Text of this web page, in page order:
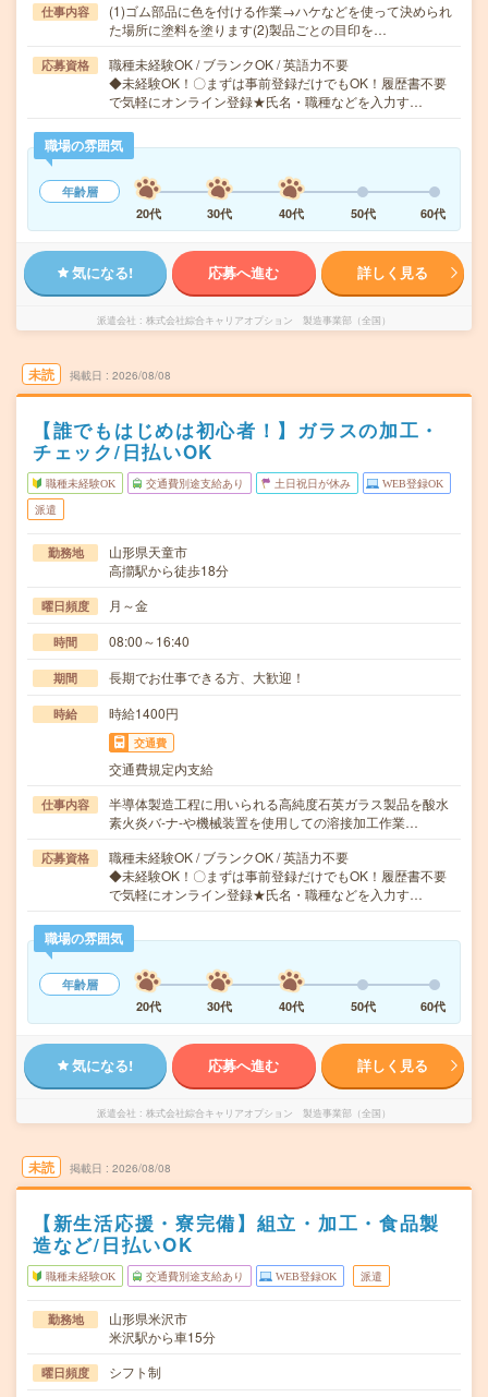
仕事内容
(1)ゴム部品に色を付ける作業→ハケなどを使って決められ
た場所に塗料を塗ります(2)製品ごとの目印を…
応募資格
職種未経験OK / ブランクOK / 英語力不要
◆未経験OK！〇まずは事前登録だけでもOK！履歴書不要
で気軽にオンライン登録★氏名・職種などを入力す…
職場の雰囲気
年齢層
20代
30代 40代 50代 60代
気になる! 応募へ進む 詳しく見る
派遣会社 株式会社綜合キャリアオプション 製造事業部（全国）
未読 掲載日 2026/08/08
【誰でもはじめは初心者！】ガラスの加工・
チェック/日払いOK
職種未経験OK 交通費別途支給あり 土日祝日が休み WEB登録OK
派遣
勤務地
山形県天童市
高擶駅から徒歩18分
曜日頻度 月～金
時間 08:00～16:40
期間 長期でお仕事できる方、大歓迎！
時給 時給1400円
交通費
交通費規定内支給
仕事内容
半導体製造工程に用いられる高純度石英ガラス製品を酸水
素火炎バ-ナ-や機械装置を使用しての溶接加工作業…
応募資格
職種未経験OK / ブランクOK / 英語力不要
◆未経験OK！〇まずは事前登録だけでもOK！履歴書不要
で気軽にオンライン登録★氏名・職種などを入力す…
職場の雰囲気
年齢層
20代
30代 40代 50代 60代
気になる! 応募へ進む 詳しく見る
派遣会社 株式会社綜合キャリアオプション 製造事業部（全国）
未読 掲載日 2026/08/08
【新生活応援・寮完備】組立・加工・食品製
造など/日払いOK
職種未経験OK 交通費別途支給あり WEB登録OK 派遣
勤務地
山形県米沢市
米沢駅から車15分
曜日頻度 シフト制